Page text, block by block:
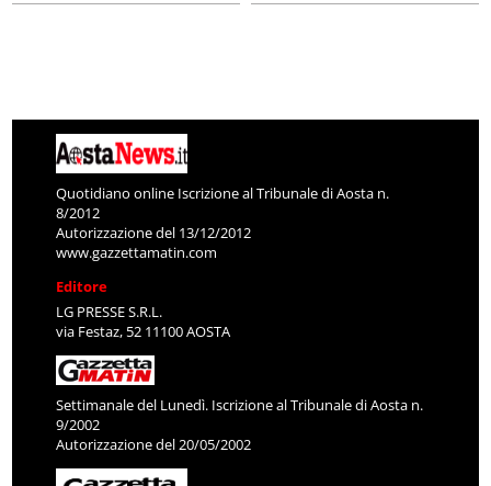
Quotidiano online Iscrizione al Tribunale di Aosta n.
8/2012
Autorizzazione del 13/12/2012
www.gazzettamatin.com
Editore
LG PRESSE S.R.L.
via Festaz, 52 11100 AOSTA
Settimanale del Lunedì. Iscrizione al Tribunale di Aosta n.
9/2002
Autorizzazione del 20/05/2002